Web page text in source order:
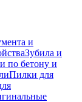
и
Зубила и
по бетону и
Пилки для